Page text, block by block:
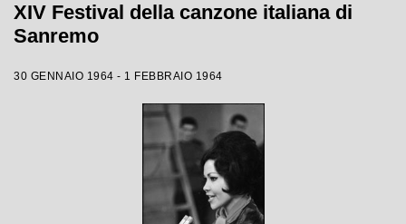
XIV Festival della canzone italiana di
Sanremo
30 GENNAIO 1964 - 1 FEBBRAIO 1964